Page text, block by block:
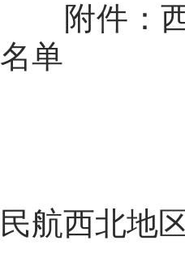
附件：
名单
民航西北地